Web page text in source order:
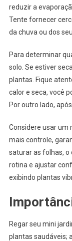
reduzir a
Tente fornecer
da chuva ou dos
Para determinar
solo. Se estiver
plantas. Fique
calor e seca, você
Por outro lado,
Considere usar um
mais controle,
saturar as folhas, o
rotina e ajustar
exibindo plantas
Regar seu mini
plantas saudáveis;